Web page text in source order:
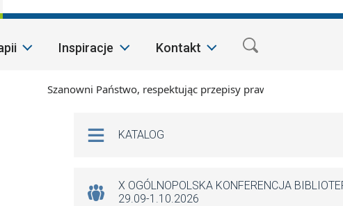
Inspiracje Kontakt
Szanowni Państwo, respektując przepisy prawa i mając na
Na skróty
KATALOG
X OGÓLNOPOLSKA KONFERENCJA
29.09-1.10.2026